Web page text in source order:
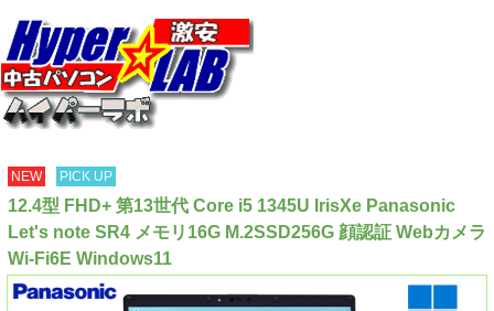
NEW PICK UP
12.4型 FHD+ 第13世代 Core i5 1345U IrisXe Panasonic
Let's note SR4 メモリ16G M.2SSD256G 顔認証 Webカメラ
Wi-Fi6E Windows11